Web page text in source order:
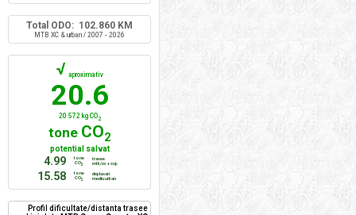
Total ODO: 102.860 KM
MTB XC & urban / 2007 - 2026
√ aproximativ
20.6
20 572 kg CO2
tone CO2
potential salvat
4.99
tone
CO2
trasee
mtb/xc + ssp
15.58
tone
CO2
deplasari
mediu urban
Profil dificultate/distanta trasee